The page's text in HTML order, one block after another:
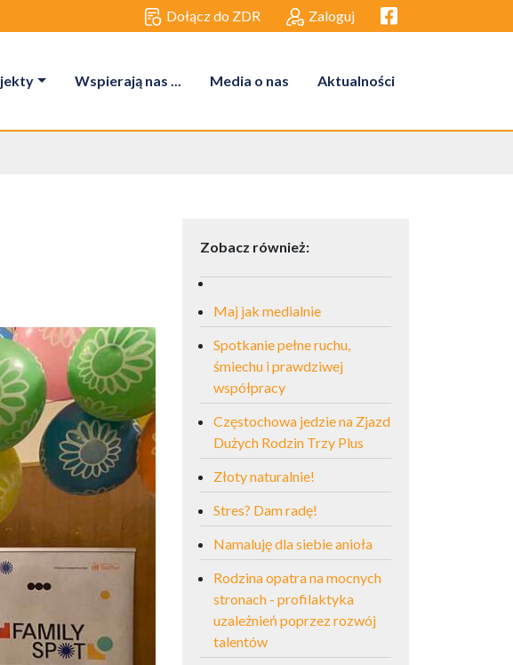
Dołącz do ZDR Zaloguj Facebook link
Wspierają nas ... Media o nas Aktualności
Zobacz również:
Maj jak medialnie
Spotkanie pełne ruchu,
śmiechu i prawdziwej
współpracy
Częstochowa jedzie na Zjazd
Dużych Rodzin Trzy Plus
Złoty naturalnie!
Stres? Dam radę!
Namaluję dla siebie anioła
Rodzina opatra na mocnych
stronach - profilaktyka
uzależnień poprzez rozwój
talentów